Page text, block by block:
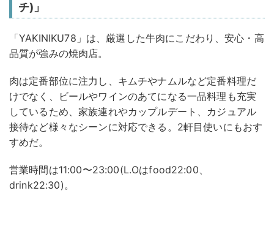
チ)」
「YAKINIKU78」は、厳選した牛肉にこだわり、安心・高
品質が強みの焼肉店。
肉は定番部位に注力し、キムチやナムルなど定番料理だ
けでなく、ビールやワインのあてになる一品料理も充実
しているため、家族連れやカップルデート、カジュアル
接待など様々なシーンに対応できる。2軒目使いにもおす
すめだ。
営業時間は11:00〜23:00(L.Oはfood22:00、
drink22:30)。